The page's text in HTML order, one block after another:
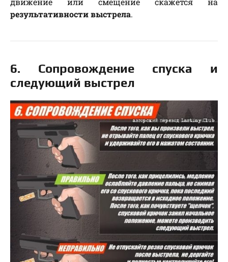
результативности выстрела.
6. Сопровождение спуска и
следующий выстрел